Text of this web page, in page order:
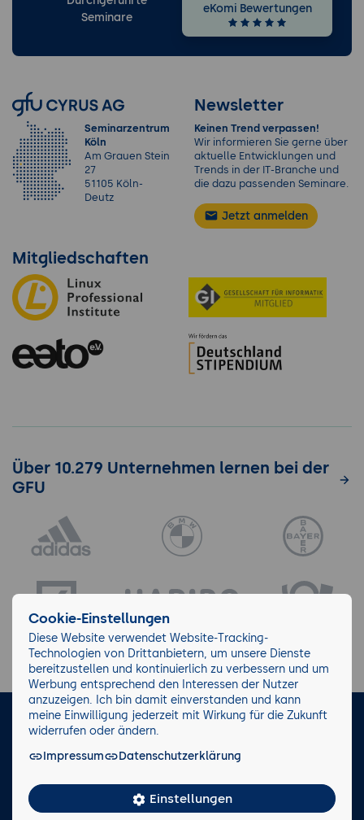
Seminare
eKomi Bewertungen
Seminarzentrum
Köln
Am Grauen Stein
27
51105 Köln-
Deutz
Newsletter
Keinen Trend verpassen!
Wir informieren Sie gerne über
aktuelle Entwicklungen und
Trends in der IT-Branche und
die dazu passenden Seminare.
Jetzt anmelden
Mitgliedschaften
Über 10.279 Unternehmen lernen bei der
GFU
LinkedIn Facebook
Facts
Cookie-Einstellungen
Diese Website verwendet Website-Tracking-
Technologien von Drittanbietern, um unsere Dienste
bereitzustellen und kontinuierlich zu verbessern und um
Werbung entsprechend den Interessen der Nutzer
anzuzeigen. Ich bin damit einverstanden und kann
meine Einwilligung jederzeit mit Wirkung für die Zukunft
widerrufen oder ändern.
Impressum
Datenschutzerklärung
Einstellungen